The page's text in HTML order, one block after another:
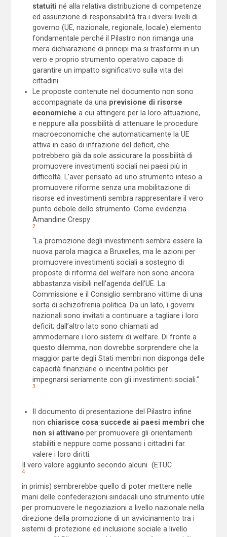
statuiti né alla relativa distribuzione di competenze
ed assunzione di responsabilità tra i diversi livelli di
governo (UE, nazionale, regionale, locale) elemento
fondamentale perché il Pilastro non rimanga una
mera dichiarazione di principi ma si trasformi in un
vero e proprio strumento operativo capace di
garantire un impatto significativo sulla vita dei
cittadini.
Le proposte contenute nel documento non sono
accompagnate da una previsione di risorse
economiche a cui attingere per la loro attuazione,
e neppure alla possibilità di attenuare le procedure
macroeconomiche che automaticamente la UE
attiva in caso di infrazione del deficit, che
potrebbero già da sole assicurare la possibilità di
promuovere investimenti sociali nei paesi più in
difficoltà. L’aver pensato ad uno strumento inteso a
promuovere riforme senza una mobilitazione di
risorse ed investimenti sembra rappresentare il vero
punto debole dello strumento. Come evidenzia
Amandine Crespy
2
“La promozione degli investimenti sembra essere la
nuova parola magica a Bruxelles, ma le azioni per
promuovere investimenti sociali a sostegno di
proposte di riforma del welfare non sono ancora
abbastanza visibili nell’agenda dell’UE. La
Commissione e il Consiglio sembrano vittime di una
sorta di schizofrenia politica. Da un lato, i governi
nazionali sono invitati a continuare a tagliare i loro
deficit; dall’altro lato sono chiamati ad
ammodernare i loro sistemi di welfare. Di fronte a
questo dilemma, non dovrebbe sorprendere che la
maggior parte degli Stati membri non disponga delle
capacità finanziarie o incentivi politici per
impegnarsi seriamente con gli investimenti sociali.”
3
Il documento di presentazione del Pilastro infine
non chiarisce cosa succede ai paesi membri che
non si attivano per promuovere gli orientamenti
stabiliti e neppure come possano i cittadini far
valere i loro diritti.
Il vero valore aggiunto secondo alcuni (ETUC
4
in primis) sembrerebbe quello di poter mettere nelle
mani delle confederazioni sindacali uno strumento utile
per promuovere le negoziazioni a livello nazionale nella
direzione della promozione di un avvicinamento tra i
sistemi di protezione ed inclusione sociale a livello